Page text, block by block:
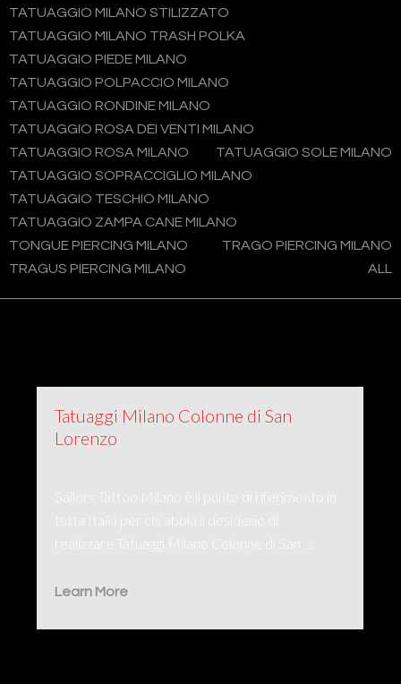
TATUAGGIO MILANO STILIZZATO
TATUAGGIO MILANO TRASH POLKA
TATUAGGIO PIEDE MILANO
TATUAGGIO POLPACCIO MILANO
TATUAGGIO RONDINE MILANO
TATUAGGIO ROSA DEI VENTI MILANO
TATUAGGIO ROSA MILANO
TATUAGGIO SOLE MILANO
TATUAGGIO SOPRACCIGLIO MILANO
TATUAGGIO TESCHIO MILANO
TATUAGGIO ZAMPA CANE MILANO
TONGUE PIERCING MILANO
TRAGO PIERCING MILANO
TRAGUS PIERCING MILANO
ALL
Tatuaggi Milano Colonne di San
Lorenzo
Sailors Tattoo Milano è il punto di riferimento in
realizzare Tatuaggi Milano Colonne di San …
Learn More